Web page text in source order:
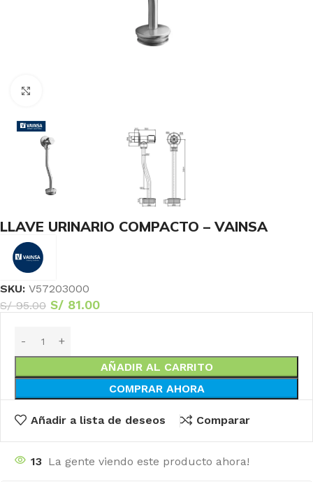
LLAVE URINARIO COMPACTO – VAINSA
SKU: V57203000
S/95.00 S/ 81.00
AÑADIR AL CARRITO
COMPRAR AHORA
Añadir a lista de deseos Comparar
13 La gente viendo este producto ahora!